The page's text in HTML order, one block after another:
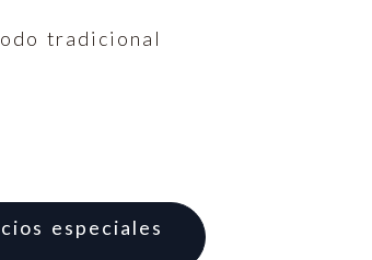
tradicional
especiales